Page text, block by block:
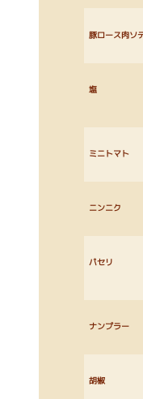
豚ロース肉ソ
塩
ミニトマト
ニンニク
パセリ
ナンプラー
胡椒